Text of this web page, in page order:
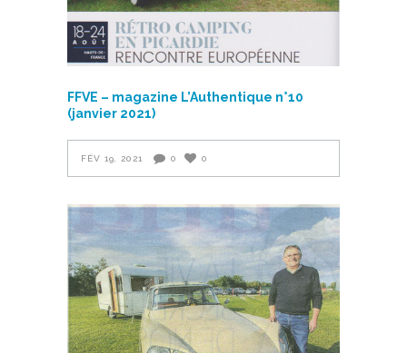
FFVE – magazine L’Authentique n°10
(janvier 2021)
FÉV 19, 2021 0 0